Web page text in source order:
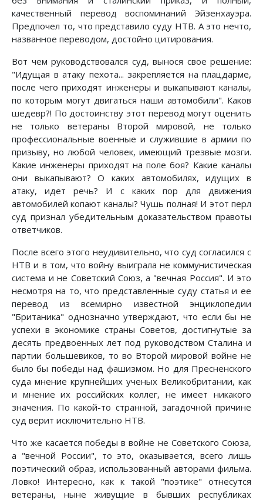
качественный перевод воспоминаний Эйзенхауэра.
Предпочел то, что представило суду НТВ. А это нечто,
названное переводом, достойно цитирования.
Вот чем руководствовался суд, вынося свое решение:
"Идущая в атаку пехота... закрепляется на плацдарме,
после чего приходят инженеры и выкапывают каналы,
по которым могут двигаться наши автомобили". Каков
шедевр?! По достоинству этот перевод могут оценить
не только ветераны Второй мировой, не только
профессиональные военные и служившие в армии по
призыву, но любой человек, имеющий трезвые мозги.
Какие инженеры приходят на поле боя? Какие каналы
они выкапывают? О каких автомобилях, идущих в
атаку, идет речь? И с каких пор для движения
автомобилей копают каналы? Чушь полная! И этот перл
суд признал убедительным доказательством правоты
ответчиков.
После всего этого неудивительно, что суд согласился с
НТВ и в том, что войну выиграла не коммунистическая
система и не Советский Союз, а "вечная Россия". И это
несмотря на то, что представленные суду статья и ее
перевод из всемирно известной энциклопедии
"Британика" однозначно утверждают, что если бы не
успехи в экономике страны Советов, достигнутые за
десять предвоенных лет под руководством Сталина и
партии большевиков, то во Второй мировой войне не
было бы победы над фашизмом. Но для Пресненского
суда мнение крупнейших ученых Великобритании, как
и мнение их российских коллег, не имеет никакого
значения. По какой-то странной, загадочной причине
суд верит исключительно НТВ.
Что же касается победы в войне не Советского Союза,
а "вечной России", то это, оказывается, всего лишь
поэтический образ, использованный авторами фильма.
Ловко! Интересно, как к такой "поэтике" отнесутся
ветераны, ныне живущие в бывших республиках